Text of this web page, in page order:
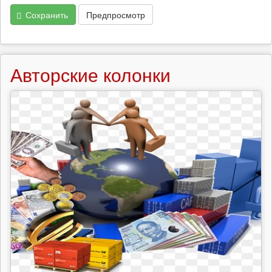
Сохранить Предпросмотр
Авторские колонки